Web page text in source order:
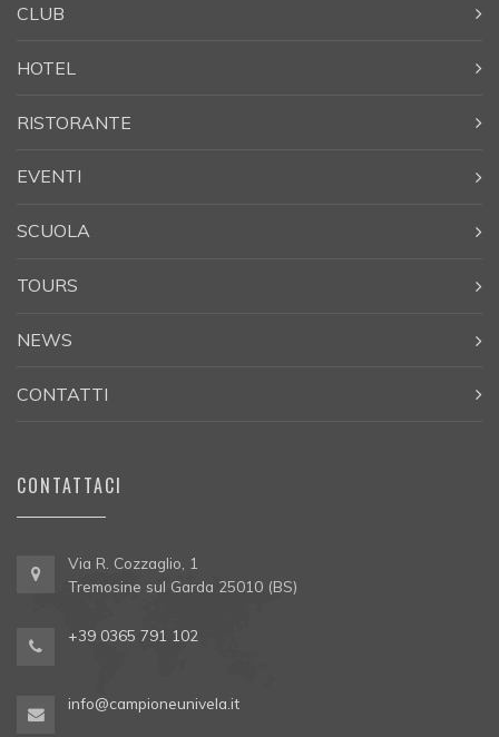
CLUB
HOTEL
RISTORANTE
EVENTI
SCUOLA
TOURS
NEWS
CONTATTI
CONTATTACI
Via R. Cozzaglio, 1
Tremosine sul Garda 25010 (BS)
+39 0365 791 102
info@campioneunivela.it